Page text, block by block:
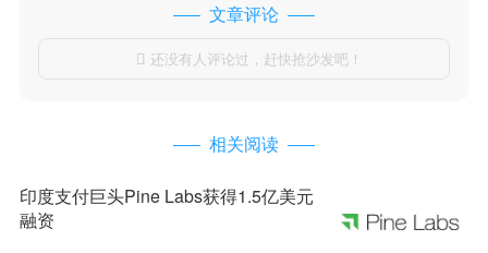
文章评论
 还没有人评论过，赶快抢沙发吧！
相关阅读
印度支付巨头Pine Labs获得1.5亿美元
融资